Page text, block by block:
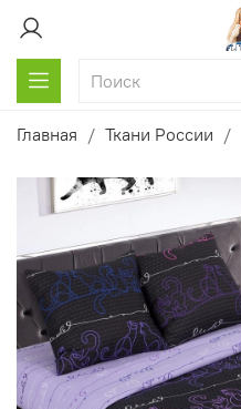
Главная Ткани России